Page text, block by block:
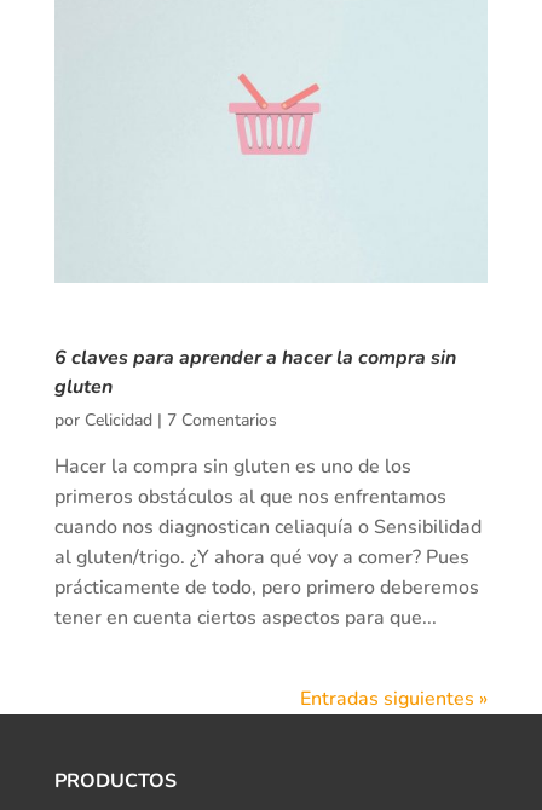
6 claves para aprender a hacer la compra sin
gluten
por Celicidad| 7 Comentarios
Hacer la compra sin gluten es uno de los
primeros obstáculos al que nos enfrentamos
cuando nos diagnostican celiaquía o Sensibilidad
al gluten/trigo. ¿Y ahora qué voy a comer? Pues
prácticamente de todo, pero primero deberemos
tener en cuenta ciertos aspectos para que...
Entradas siguientes »
PRODUCTOS